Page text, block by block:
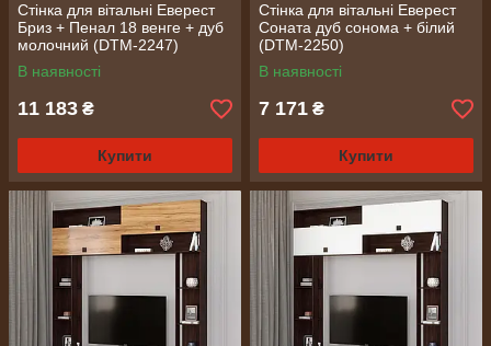
Стінка для вітальні Еверест
Бриз + Пенал 18 венге + дуб
молочний (DTM-2247)
В наявності
11 183 ₴
Купити
Стінка для вітальні Еверест
Соната дуб сонома + білий
(DTM-2250)
В наявності
7 171 ₴
Купити